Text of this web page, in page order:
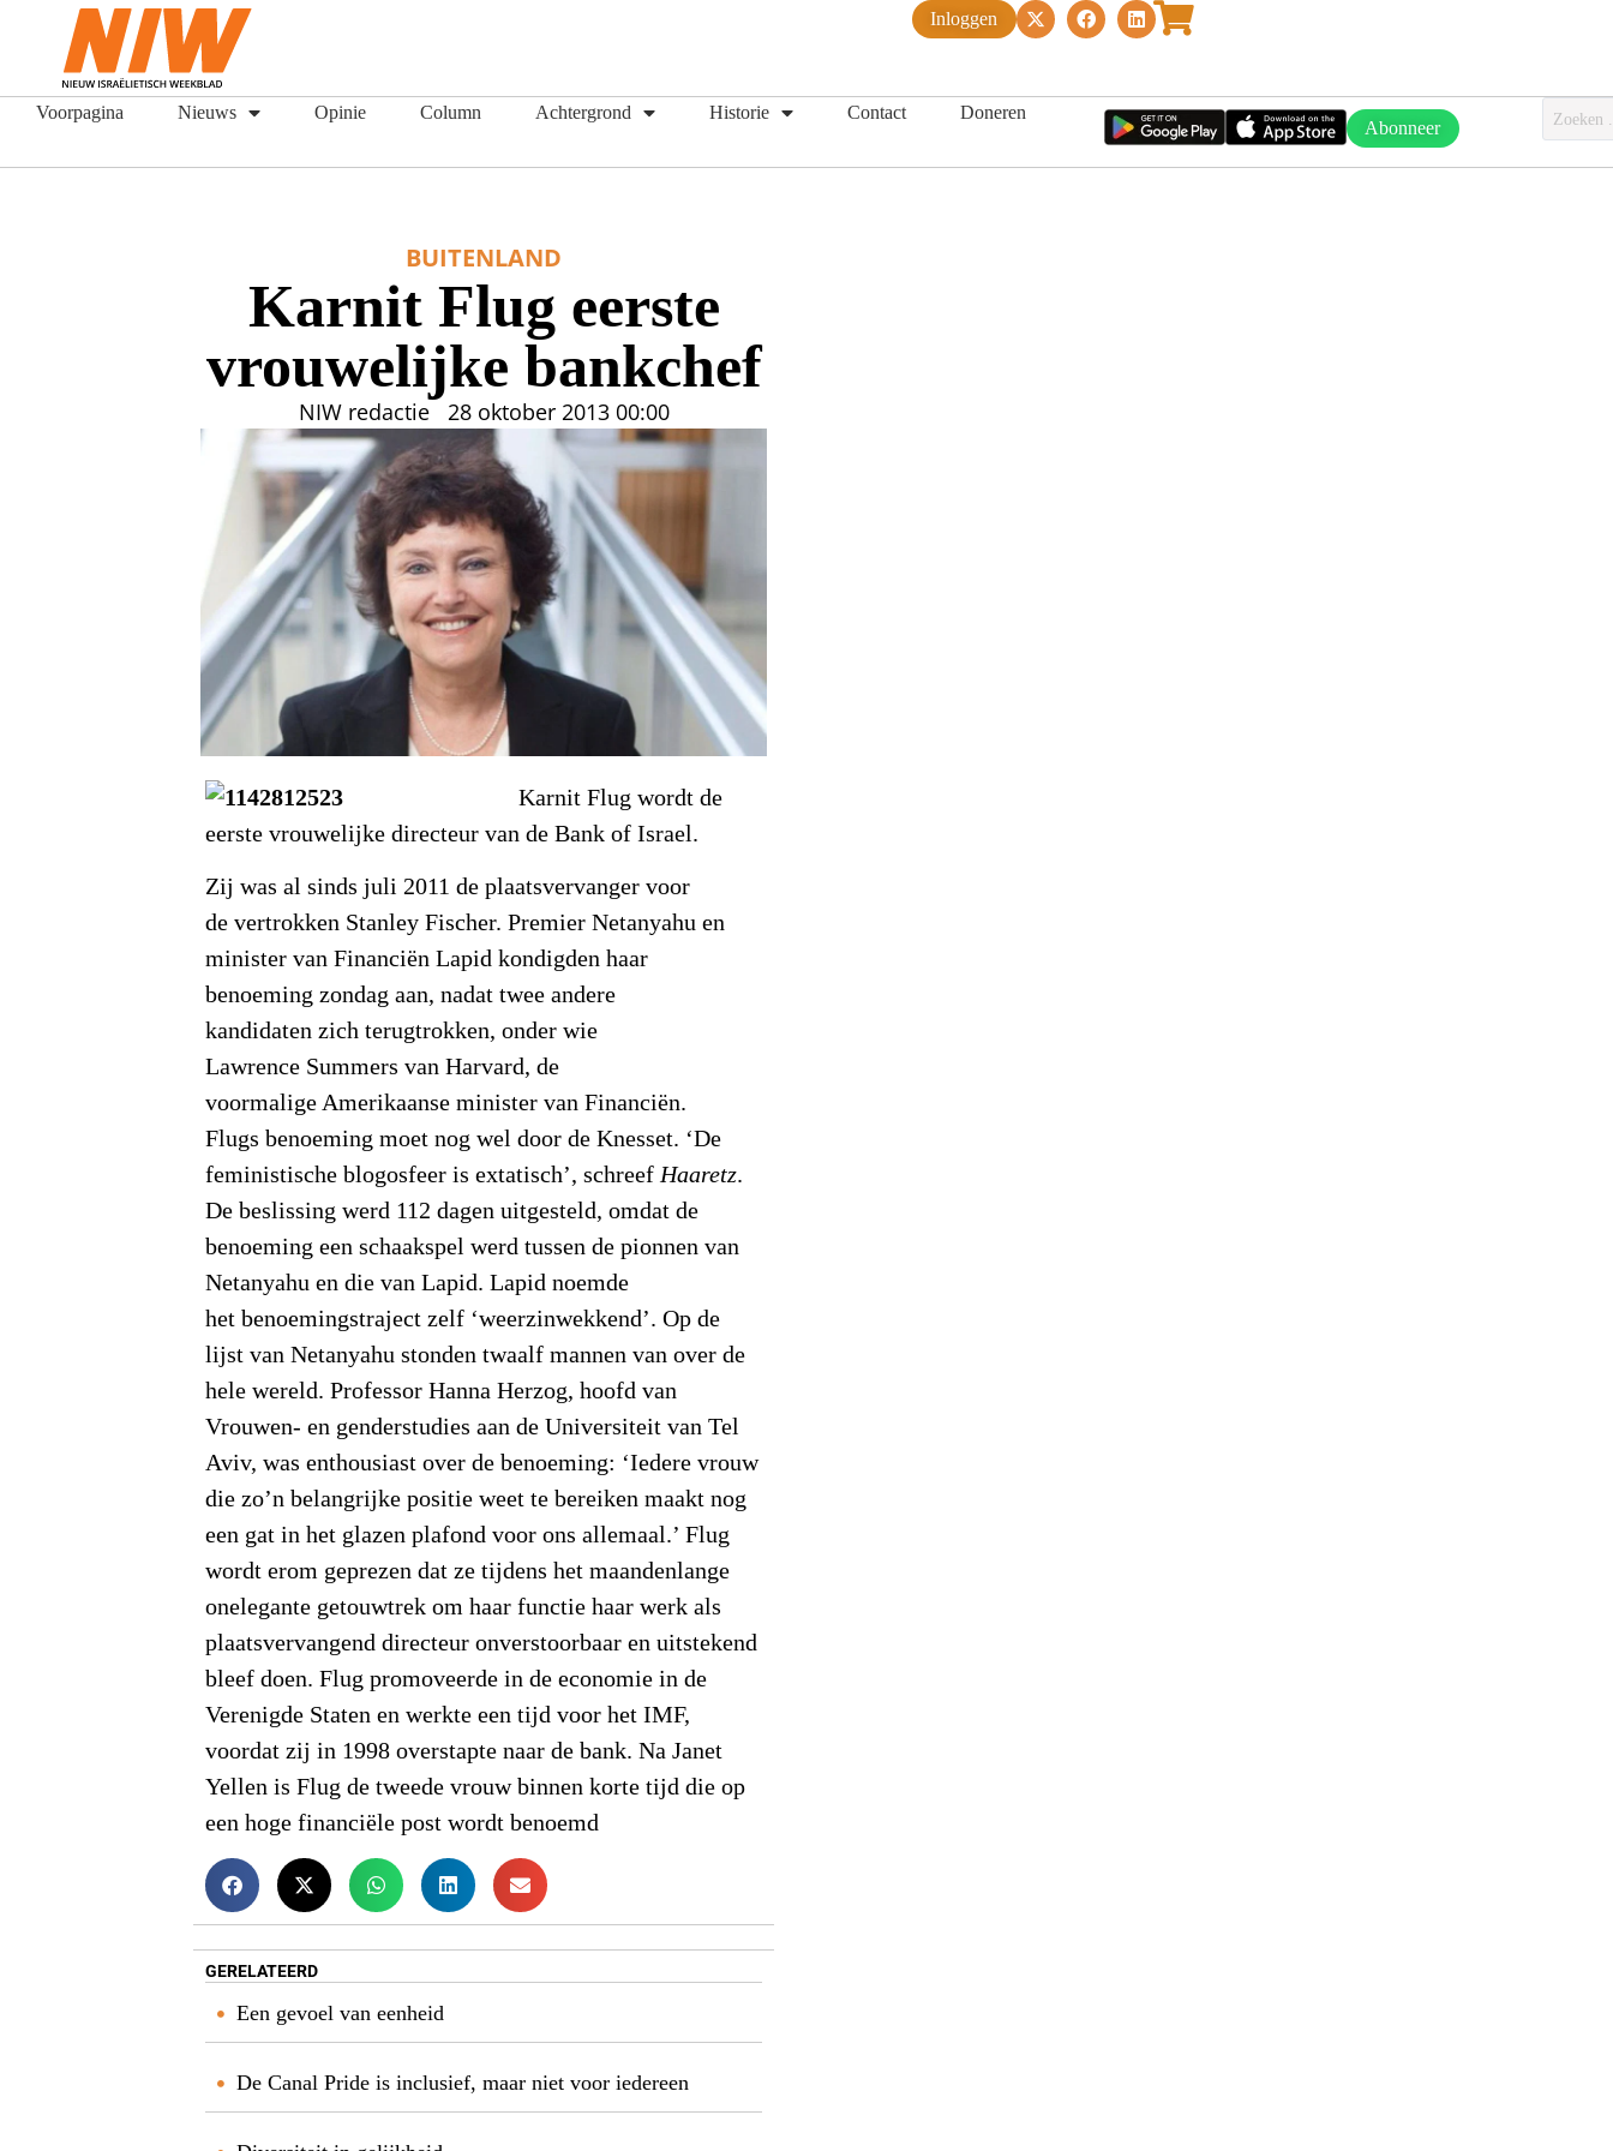
Inloggen
Voorpagina Nieuws Opinie Column Achtergrond Historie Contact Doneren
Abonneer
BUITENLAND
Karnit Flug eerste
vrouwelijke bankchef
NIW redactie 28 oktober 2013 00:00
Karnit Flug wordt de
eerste vrouwelijke directeur van de Bank of Israel.
Zij was al sinds juli 2011 de plaatsvervanger voor
de vertrokken Stanley Fischer. Premier Netanyahu en
minister van Financiën Lapid kondigden haar
benoeming zondag aan, nadat twee andere
kandidaten zich terugtrokken, onder wie
Lawrence Summers van Harvard, de
voormalige Amerikaanse minister van Financiën.
Flugs benoeming moet nog wel door de Knesset. ‘De
feministische blogosfeer is extatisch’, schreefHaaretz.
De beslissing werd 112 dagen uitgesteld, omdat de
benoeming een schaakspel werd tussen de pionnen van
Netanyahu en die van Lapid. Lapid noemde
het benoemingstraject zelf ‘weerzinwekkend’. Op de
lijst van Netanyahu stonden twaalf mannen van over de
hele wereld. Professor Hanna Herzog, hoofd van
Vrouwen- en genderstudies aan de Universiteit van Tel
Aviv, was enthousiast over de benoeming: ‘Iedere vrouw
die zo’n belangrijke positie weet te bereiken maakt nog
een gat in het glazen plafond voor ons allemaal.’ Flug
wordt erom geprezen dat ze tijdens het maandenlange
onelegante getouwtrek om haar functie haar werk als
plaatsvervangend directeur onverstoorbaar en uitstekend
bleef doen. Flug promoveerde in de economie in de
Verenigde Staten en werkte een tijd voor het IMF,
voordat zij in 1998 overstapte naar de bank. Na Janet
Yellen is Flug de tweede vrouw binnen korte tijd die op
een hoge financiële post wordt benoemd
GERELATEERD
Een gevoel van eenheid
De Canal Pride is inclusief, maar niet voor iedereen